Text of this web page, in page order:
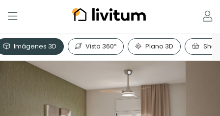
Imágenes 3D Vista 360º Plano 3D